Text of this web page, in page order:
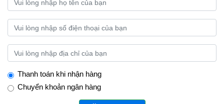
Thanh toán khi nhận hàng
Chuyển khoản ngân hàng